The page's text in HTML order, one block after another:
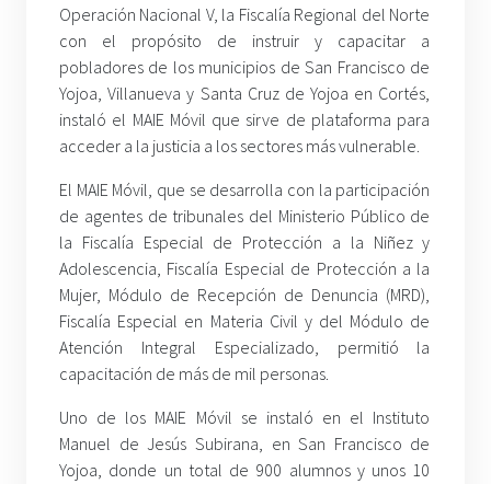
Operación Nacional V, la Fiscalía Regional del Norte
con el propósito de instruir y capacitar a
pobladores de los municipios de San Francisco de
Yojoa, Villanueva y Santa Cruz de Yojoa en Cortés,
instaló el MAIE Móvil que sirve de plataforma para
acceder a la justicia a los sectores más vulnerable.
El MAIE Móvil, que se desarrolla con la participación
de agentes de tribunales del Ministerio Público de
la Fiscalía Especial de Protección a la Niñez y
Adolescencia, Fiscalía Especial de Protección a la
Mujer, Módulo de Recepción de Denuncia (MRD),
Fiscalía Especial en Materia Civil y del Módulo de
Atención Integral Especializado, permitió la
capacitación de más de mil personas.
Uno de los MAIE Móvil se instaló en el Instituto
Manuel de Jesús Subirana, en San Francisco de
Yojoa, donde un total de 900 alumnos y unos 10